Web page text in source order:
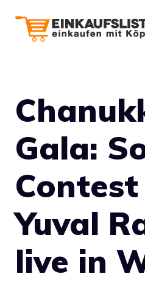
Inhalt
Gala:
Yuval
live in